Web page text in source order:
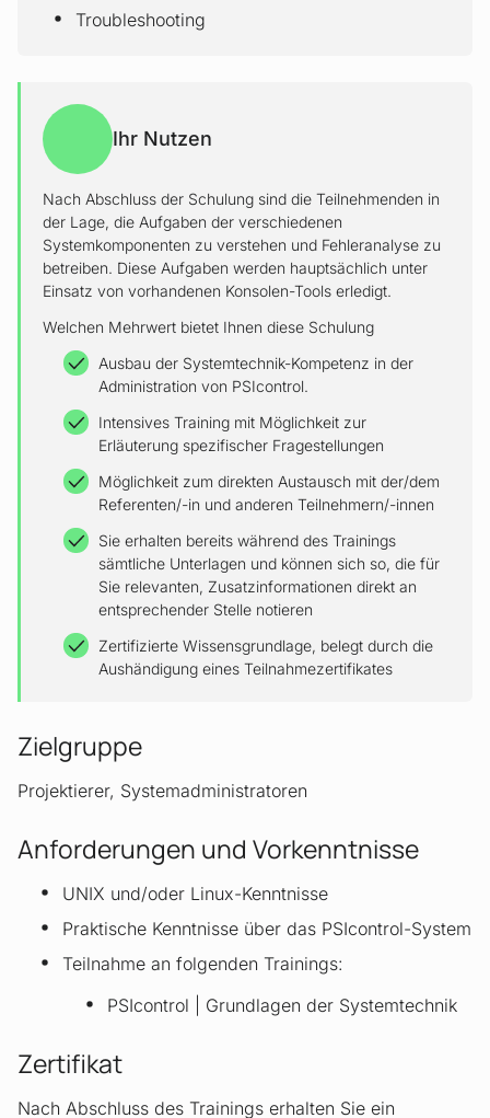
Troubleshooting
Ihr Nutzen
Nach Abschluss der Schulung sind die Teilnehmenden in
der Lage, die Aufgaben der verschiedenen
Systemkomponenten zu verstehen und Fehleranalyse zu
betreiben. Diese Aufgaben werden hauptsächlich unter
Einsatz von vorhandenen Konsolen-Tools erledigt.
Welchen Mehrwert bietet Ihnen diese Schulung
Ausbau der Systemtechnik-Kompetenz in der
Administration von PSIcontrol.
Intensives Training mit Möglichkeit zur
Erläuterung spezifischer Fragestellungen
Möglichkeit zum direkten Austausch mit der/dem
Referenten/-in und anderen Teilnehmern/-innen
Sie erhalten bereits während des Trainings
sämtliche Unterlagen und können sich so, die für
Sie relevanten, Zusatzinformationen direkt an
entsprechender Stelle notieren
Zertifizierte Wissensgrundlage, belegt durch die
Aushändigung eines Teilnahmezertifikates
Zielgruppe
Projektierer, Systemadministratoren
Anforderungen und Vorkenntnisse
UNIX und/oder Linux-Kenntnisse
Praktische Kenntnisse über das PSIcontrol-System
Teilnahme an folgenden Trainings:
PSIcontrol | Grundlagen der Systemtechnik
Zertifikat
Nach Abschluss des Trainings erhalten Sie ein